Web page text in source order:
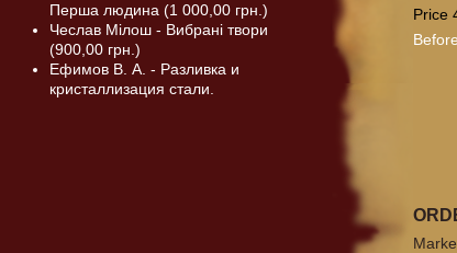
Price
Перша людина (1 000,00 грн.)
Чеслав Мілош - Вибрані твори
(900,00 грн.)
Ефимов В. А. - Разливка и
кристаллизация стали.